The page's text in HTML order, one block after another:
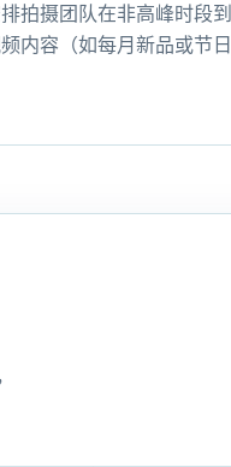
拍摄团队在非高峰时段
内容（如每月新品或节